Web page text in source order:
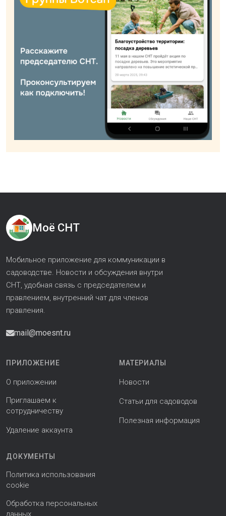
Моё СНТ
Мобильное приложение для коммуникации в
садоводстве. Новости и обсуждения внутри
СНТ, удобная связь с председателем и
правлением, внутренний чат для членов
правления.
mail@moesnt.ru
ПРИЛОЖЕНИЕ
О приложении
Приглашаем к
сотрудничеству
Удаление аккаунта
МАТЕРИАЛЫ
Новости
Статьи для садоводов
Полезная информация
ДОКУМЕНТЫ
Политика использования
cookie
Обработка персональных
данных